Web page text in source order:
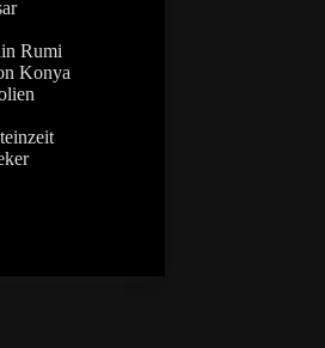
Rumi
Konya